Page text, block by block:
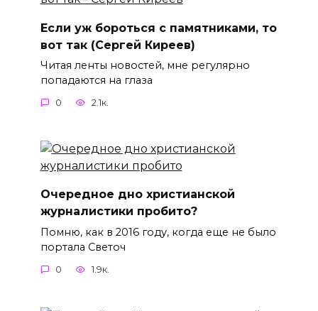
Если уж бороться с памятниками, то
вот так (Сергей Киреев)
Читая ленты новостей, мне регулярно
попадаются на глаза
0 2.1к.
Очередное дно христианской
журналистики пробито?
Помню, как в 2016 году, когда еще не было
портала Светоч
0 1.9к.